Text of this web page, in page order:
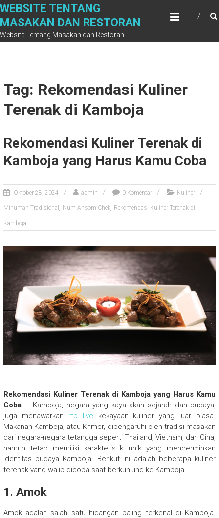
Skip
content
WEBSITE TENTANG
MASAKAN DAN RESTORAN
Website Tentang Masakan dan Restoran
Tag: Rekomendasi Kuliner
Terenak di Kamboja
Rekomendasi Kuliner Terenak di
Kamboja yang Harus Kamu Coba
Oktober 28, 2024 admin 0 Komentar Kuliner
Minuman Tradisional , Num Ansom Chek, Rekomendasi Kuliner Terenak di
Kamboja
Rekomendasi Kuliner Terenak di Kamboja yang Harus Kamu
Coba – Kamboja, negara yang kaya akan sejarah dan budaya,
juga menawarkan rtp live kekayaan kuliner yang luar biasa.
Makanan Kamboja, atau Khmer, dipengaruhi oleh tradisi masakan
dari negara-negara tetangga seperti Thailand, Vietnam, dan Cina,
namun tetap memiliki karakteristik unik yang mencerminkan
identitas budaya Kamboja. Berikut ini adalah beberapa kuliner
terenak yang wajib dicoba saat berkunjung ke Kamboja.
1. Amok
Amok adalah salah satu hidangan paling terkenal di Kamboja.